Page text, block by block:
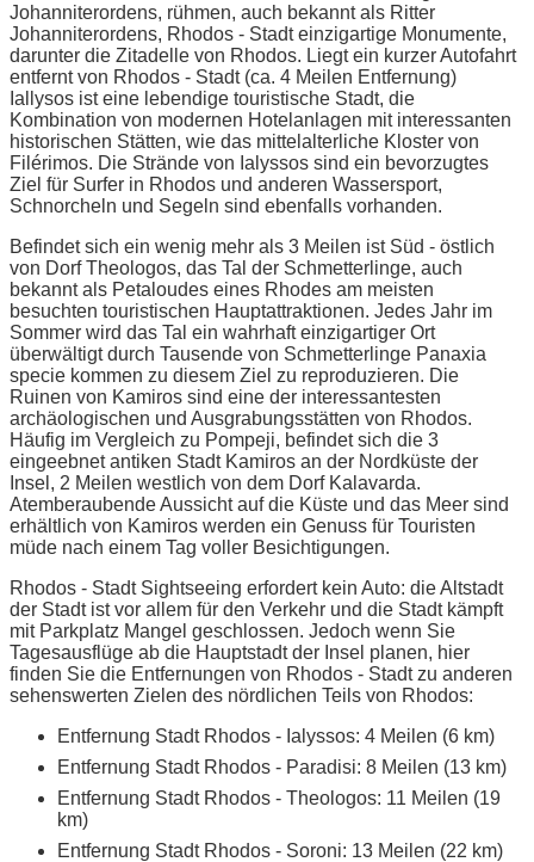
Johanniterordens, rühmen, auch bekannt als Ritter
Johanniterordens, Rhodos - Stadt einzigartige Monumente,
darunter die Zitadelle von Rhodos. Liegt ein kurzer Autofahrt
entfernt von Rhodos - Stadt (ca. 4 Meilen Entfernung)
Iallysos ist eine lebendige touristische Stadt, die
Kombination von modernen Hotelanlagen mit interessanten
historischen Stätten, wie das mittelalterliche Kloster von
Filérimos. Die Strände von Ialyssos sind ein bevorzugtes
Ziel für Surfer in Rhodos und anderen Wassersport,
Schnorcheln und Segeln sind ebenfalls vorhanden.
Befindet sich ein wenig mehr als 3 Meilen ist Süd - östlich
von Dorf Theologos, das Tal der Schmetterlinge, auch
bekannt als Petaloudes eines Rhodes am meisten
besuchten touristischen Hauptattraktionen. Jedes Jahr im
Sommer wird das Tal ein wahrhaft einzigartiger Ort
überwältigt durch Tausende von Schmetterlinge Panaxia
specie kommen zu diesem Ziel zu reproduzieren. Die
Ruinen von Kamiros sind eine der interessantesten
archäologischen und Ausgrabungsstätten von Rhodos.
Häufig im Vergleich zu Pompeji, befindet sich die 3
eingeebnet antiken Stadt Kamiros an der Nordküste der
Insel, 2 Meilen westlich von dem Dorf Kalavarda.
Atemberaubende Aussicht auf die Küste und das Meer sind
erhältlich von Kamiros werden ein Genuss für Touristen
müde nach einem Tag voller Besichtigungen.
Rhodos - Stadt Sightseeing erfordert kein Auto: die Altstadt
der Stadt ist vor allem für den Verkehr und die Stadt kämpft
mit Parkplatz Mangel geschlossen. Jedoch wenn Sie
Tagesausflüge ab die Hauptstadt der Insel planen, hier
finden Sie die Entfernungen von Rhodos - Stadt zu anderen
sehenswerten Zielen des nördlichen Teils von Rhodos:
Entfernung Stadt Rhodos - Ialyssos: 4 Meilen (6 km)
Entfernung Stadt Rhodos - Paradisi: 8 Meilen (13 km)
Entfernung Stadt Rhodos - Theologos: 11 Meilen (19
km)
Entfernung Stadt Rhodos - Soroni: 13 Meilen (22 km)